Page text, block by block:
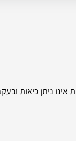
ניתן כיאות